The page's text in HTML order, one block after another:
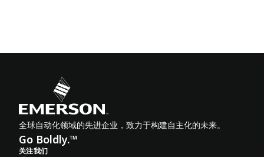
全球自动化领域的先进企业，致力于构建自主化的未来。
Go Boldly.™
关注我们